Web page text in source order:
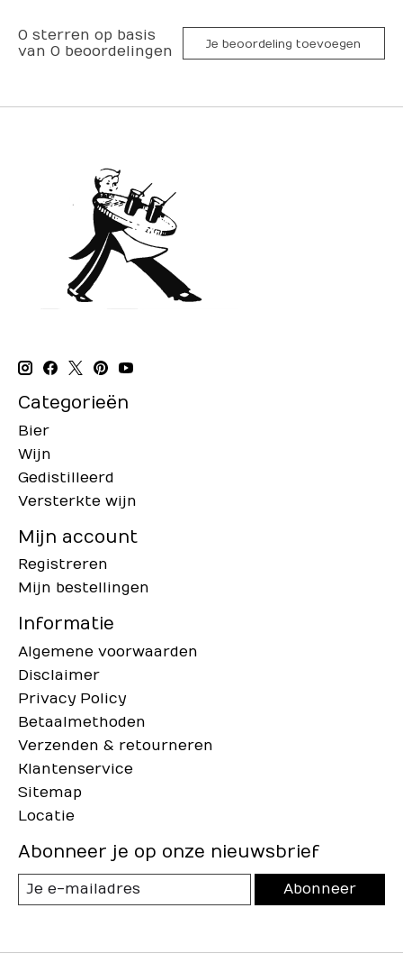
0 sterren op basis
van 0 beoordelingen Je beoordeling toevoegen
Categorieën
Bier
Wijn
Gedistilleerd
Versterkte wijn
Mijn account
Registreren
Mijn bestellingen
Informatie
Algemene voorwaarden
Disclaimer
Privacy Policy
Betaalmethoden
Verzenden & retourneren
Klantenservice
Sitemap
Locatie
Abonneer je op onze nieuwsbrief
Abonneer